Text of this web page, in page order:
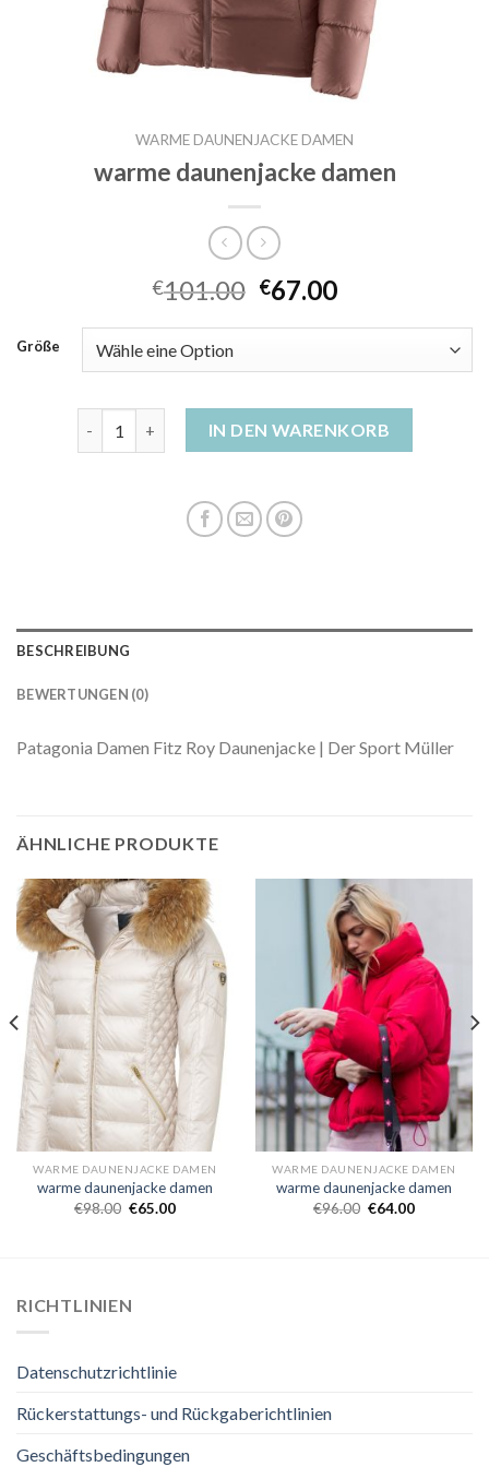
WARME DAUNENJACKE DAMEN
warme daunenjacke damen
€101.00 €67.00
Größe
warme daunenjacke damen Menge
IN DEN WARENKORB
BESCHREIBUNG
BEWERTUNGEN (0)
Patagonia Damen Fitz Roy Daunenjacke | Der Sport Müller
ÄHNLICHE PRODUKTE
WARME DAUNENJACKE DAMEN
warme daunenjacke damen
€98.00 €65.00
WARME DAUNENJACKE DAMEN
warme daunenjacke damen
€96.00 €64.00
RICHTLINIEN
Datenschutzrichtlinie
Rückerstattungs- und Rückgaberichtlinien
Geschäftsbedingungen